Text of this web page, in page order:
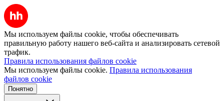
Мы используем файлы cookie, чтобы обеспечивать
правильную работу нашего веб-сайта и анализировать сетевой
трафик.
Правила использования файлов cookie
Мы используем файлы cookie. Правила использования
файлов cookie
Понятно